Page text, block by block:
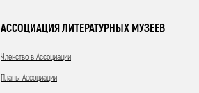
АССОЦИАЦИЯ ЛИТЕРАТУРНЫХ МУЗЕЕВ
Членство в Ассоциации
Планы Ассоциации